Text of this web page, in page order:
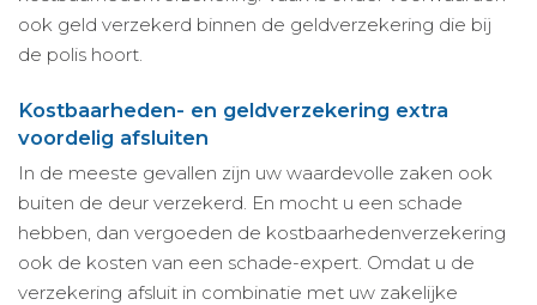
ook geld verzekerd binnen de geldverzekering die bij
de polis hoort.
Kostbaarheden- en geldverzekering extra
voordelig afsluiten
In de meeste gevallen zijn uw waardevolle zaken ook
buiten de deur verzekerd. En mocht u een schade
hebben, dan vergoeden de kostbaarhedenverzekering
ook de kosten van een schade-expert. Omdat u de
verzekering afsluit in combinatie met uw zakelijke